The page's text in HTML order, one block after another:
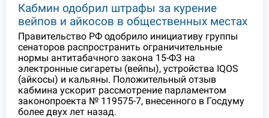
Кабмин одобрил штрафы за курение
вейпов и айкосов в общественных местах
Правительство РФ одобрило инициативу группы
сенаторов распространить ограничительные
нормы антитабачного закона 15-ФЗ на
электронные сигареты (вейпы), устройства IQOS
(айкосы) и кальяны. Положительный отзыв
кабмина ускорит рассмотрение парламентом
законопроекта № 119575-7, внесенного в Госдуму
более двух лет назад.